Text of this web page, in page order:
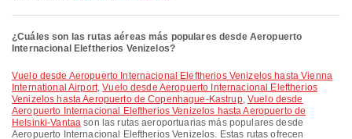
¿Cuáles son las rutas aéreas más populares desde Aeropuerto
Internacional Eleftherios Venizelos?
Vuelo desde Aeropuerto Internacional Eleftherios Venizelos hasta Vienna
International Airport,Vuelo desde Aeropuerto Internacional Eleftherios
Venizelos hasta Aeropuerto de Copenhague-Kastrup,Vuelo desde
Aeropuerto Internacional Eleftherios Venizelos hasta Aeropuerto de
Helsinki-Vantaa son las rutas aeroportuarias más populares desde
Aeropuerto Internacional Eleftherios Venizelos. Estas rutas ofrecen